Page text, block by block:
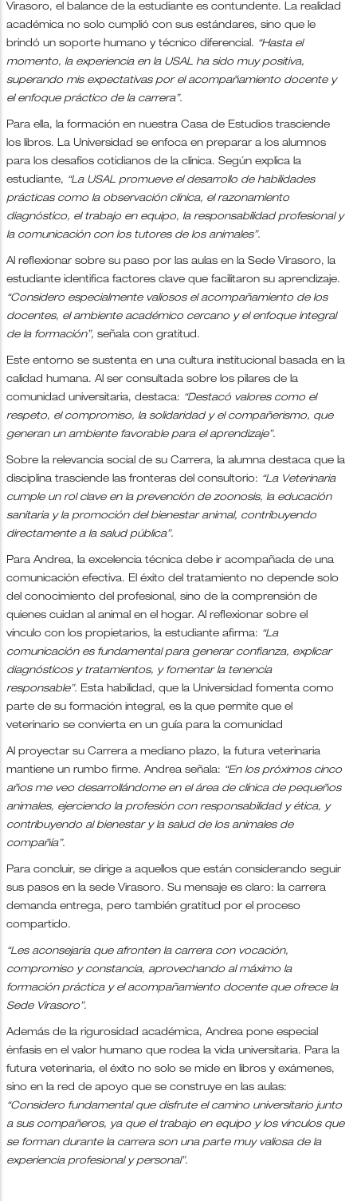
Virasoro, el balance de la estudiante es contundente. La realidad
académica no solo cumplió con sus estándares, sino que le
brindó un soporte humano y técnico diferencial. “Hasta el
momento, la experiencia en la USAL ha sido muy positiva,
superando mis expectativas por el acompañamiento docente y
el enfoque práctico de la carrera”.
Para ella, la formación en nuestra Casa de Estudios trasciende
los libros. La Universidad se enfoca en preparar a los alumnos
para los desafíos cotidianos de la clínica. Según explica la
estudiante, “La USAL promueve el desarrollo de habilidades
prácticas como la observación clínica, el razonamiento
diagnóstico, el trabajo en equipo, la responsabilidad profesional y
la comunicación con los tutores de los animales”.
Al reflexionar sobre su paso por las aulas en la Sede Virasoro, la
estudiante identifica factores clave que facilitaron su aprendizaje.
“Considero especialmente valiosos el acompañamiento de los
docentes, el ambiente académico cercano y el enfoque integral
de la formación”, señala con gratitud.
Este entorno se sustenta en una cultura institucional basada en la
calidad humana. Al ser consultada sobre los pilares de la
comunidad universitaria, destaca: “Destacó valores como el
respeto, el compromiso, la solidaridad y el compañerismo, que
generan un ambiente favorable para el aprendizaje”.
Sobre la relevancia social de su Carrera, la alumna destaca que la
disciplina trasciende las fronteras del consultorio: “La Veterinaria
cumple un rol clave en la prevención de zoonosis, la educación
sanitaria y la promoción del bienestar animal, contribuyendo
directamente a la salud pública”.
Para Andrea, la excelencia técnica debe ir acompañada de una
comunicación efectiva. El éxito del tratamiento no depende solo
del conocimiento del profesional, sino de la comprensión de
quienes cuidan al animal en el hogar. Al reflexionar sobre el
vínculo con los propietarios, la estudiante afirma: “La
comunicación es fundamental para generar confianza, explicar
diagnósticos y tratamientos, y fomentar la tenencia
responsable”. Esta habilidad, que la Universidad fomenta como
parte de su formación integral, es la que permite que el
veterinario se convierta en un guía para la comunidad
Al proyectar su Carrera a mediano plazo, la futura veterinaria
mantiene un rumbo firme. Andrea señala: “En los próximos cinco
años me veo desarrollándome en el área de clínica de pequeños
animales, ejerciendo la profesión con responsabilidad y ética, y
contribuyendo al bienestar y la salud de los animales de
compañía”.
Para concluir, se dirige a aquellos que están considerando seguir
sus pasos en la sede Virasoro. Su mensaje es claro: la carrera
demanda entrega, pero también gratitud por el proceso
compartido.
“Les aconsejaría que afronten la carrera con vocación,
compromiso y constancia, aprovechando al máximo la
formación práctica y el acompañamiento docente que ofrece la
Sede Virasoro”.
Además de la rigurosidad académica, Andrea pone especial
énfasis en el valor humano que rodea la vida universitaria. Para la
futura veterinaria, el éxito no solo se mide en libros y exámenes,
sino en la red de apoyo que se construye en las aulas:
“Considero fundamental que disfrute el camino universitario junto
a sus compañeros, ya que el trabajo en equipo y los vínculos que
se forman durante la carrera son una parte muy valiosa de la
experiencia profesional y personal”.